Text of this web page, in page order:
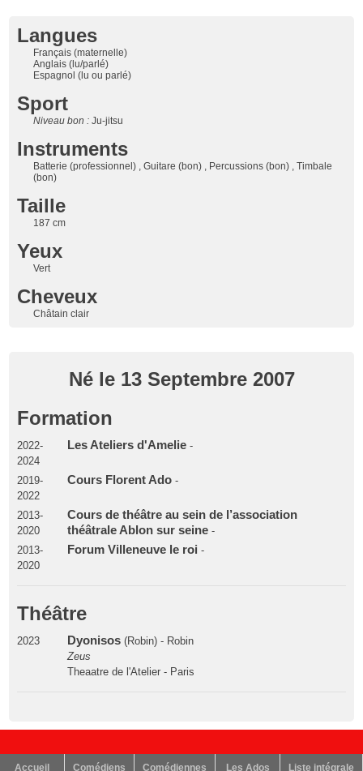
Langues
Français (maternelle)
Anglais (lu/parlé)
Espagnol (lu ou parlé)
Sport
Niveau bon :Ju-jitsu
Instruments
Batterie (professionnel) , Guitare (bon) , Percussions (bon) , Timbale
(bon)
Taille
187 cm
Yeux
Vert
Cheveux
Châtain clair
Né le 13 Septembre 2007
Formation
2022-
2024
Les Ateliers d'Amelie-
2019-
2022
Cours Florent Ado-
2013-
2020
Cours de théâtre au sein de l’association
théâtrale Ablon sur seine-
2013-
2020
Forum Villeneuve le roi -
Théâtre
2023 Dyonisos(Robin) - Robin
Zeus
Theaatre de l'Atelier - Paris
Accueil Comédiens Comédiennes Les Ados Liste intégrale